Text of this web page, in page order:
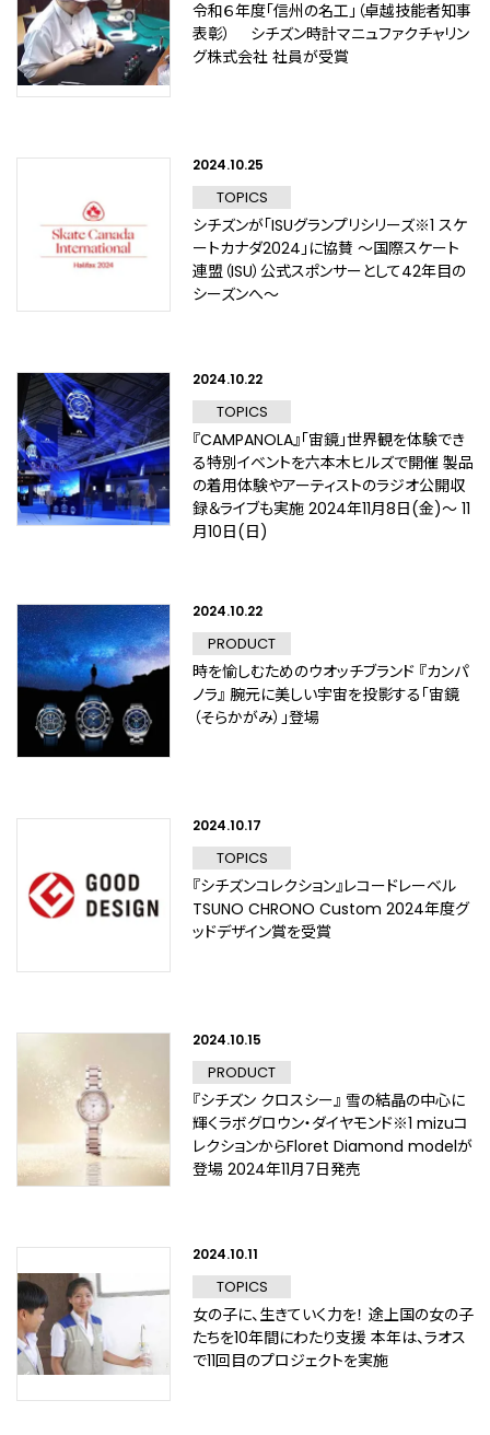
令和６年度「信州の名工」（卓越技能者知事
表彰） シチズン時計マニュファクチャリン
グ株式会社 社員が受賞
2024.10.25
TOPICS
シチズンが「ISUグランプリシリーズ※1 スケ
ートカナダ2024」に協賛 ～国際スケート
連盟（ISU）公式スポンサーとして42年目の
シーズンへ～
2024.10.22
TOPICS
『CAMPANOLA』「宙鏡」世界観を体験でき
る特別イベントを六本木ヒルズで開催 製品
の着用体験やアーティストのラジオ公開収
録＆ライブも実施 2024年11月8日(金)〜 11
月10日(日)
2024.10.22
PRODUCT
時を愉しむためのウオッチブランド 『カンパ
ノラ』 腕元に美しい宇宙を投影する「宙鏡
（そらかがみ）」登場
2024.10.17
TOPICS
『シチズンコレクション』レコードレーベル
TSUNO CHRONO Custom 2024年度グ
ッドデザイン賞を受賞
2024.10.15
PRODUCT
『シチズン クロスシー』 雪の結晶の中心に
輝くラボグロウン・ダイヤモンド※1 mizuコ
レクションからFloret Diamond modelが
登場 2024年11月7日発売
2024.10.11
TOPICS
女の子に、生きていく力を！ 途上国の女の子
たちを10年間にわたり支援 本年は、ラオス
で11回目のプロジェクトを実施